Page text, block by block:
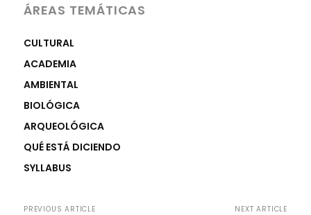
ÁREAS TEMÁTICAS
CULTURAL
ACADEMIA
AMBIENTAL
BIOLÓGICA
ARQUEOLÓGICA
QUÉ ESTÁ DICIENDO
SYLLABUS
PREVIOUS ARTICLE NEXT ARTICLE